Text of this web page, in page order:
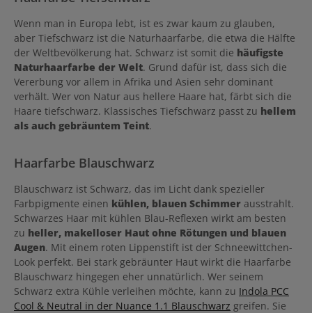
Wenn man in Europa lebt, ist es zwar kaum zu glauben,
aber Tiefschwarz ist die Naturhaarfarbe, die etwa die Hälfte
der Weltbevölkerung hat. Schwarz ist somit die häufigste
Naturhaarfarbe der Welt. Grund dafür ist, dass sich die
Vererbung vor allem in Afrika und Asien sehr dominant
verhält. Wer von Natur aus hellere Haare hat, färbt sich die
Haare tiefschwarz. Klassisches Tiefschwarz passt zu hellem
als auch gebräuntem Teint.
Haarfarbe Blauschwarz
Blauschwarz ist Schwarz, das im Licht dank spezieller
Farbpigmente einen kühlen, blauen Schimmer ausstrahlt.
Schwarzes Haar mit kühlen Blau-Reflexen wirkt am besten
zu heller, makelloser Haut ohne Rötungen und blauen
Augen. Mit einem roten Lippenstift ist der Schneewittchen-
Look perfekt. Bei stark gebräunter Haut wirkt die Haarfarbe
Blauschwarz hingegen eher unnatürlich. Wer seinem
Schwarz extra Kühle verleihen möchte, kann zu Indola PCC
Cool & Neutral in der Nuance 1.1 Blauschwarz greifen. Sie